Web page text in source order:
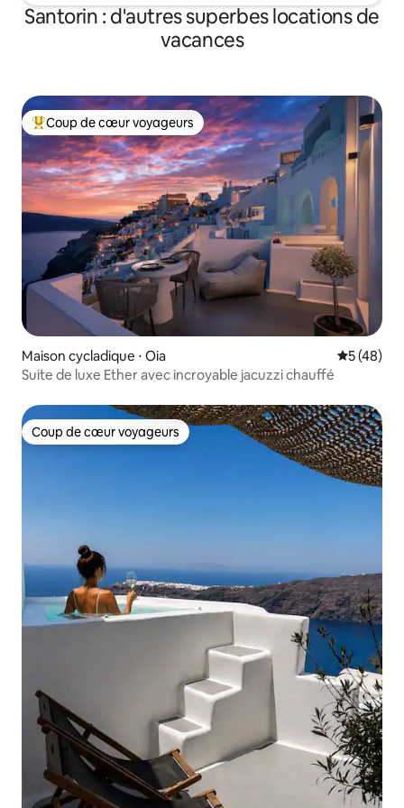
Santorin : d'autres superbes locations de
vacances
Coups de cœur voyageurs les plus appréciés
Coup de cœur voyageurs
Maison cycladique ⋅ Oia
5 (48)
Suite de luxe Ether avec incroyable jacuzzi chauffé
Coup de cœur voyageurs
Coup de cœur voyageurs